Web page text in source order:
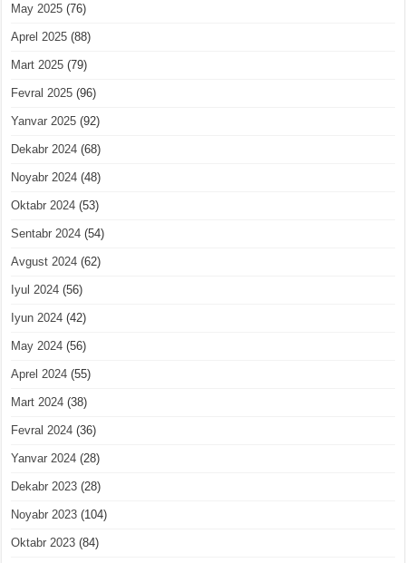
May 2025 (76)
Aprel 2025 (88)
Mart 2025 (79)
Fevral 2025 (96)
Yanvar 2025 (92)
Dekabr 2024 (68)
Noyabr 2024 (48)
Oktabr 2024 (53)
Sentabr 2024 (54)
Avgust 2024 (62)
Iyul 2024 (56)
Iyun 2024 (42)
May 2024 (56)
Aprel 2024 (55)
Mart 2024 (38)
Fevral 2024 (36)
Yanvar 2024 (28)
Dekabr 2023 (28)
Noyabr 2023 (104)
Oktabr 2023 (84)